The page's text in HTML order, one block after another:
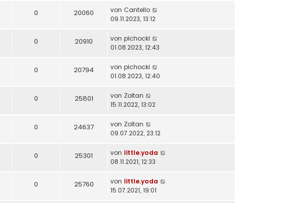
0 20060 von Cantello
09.11.2023, 13:12
0 20910 von pichocki
01.08.2023, 12:43
0 20794 von pichocki
01.08.2023, 12:40
0 25801 von Zoltan
15.11.2022, 13:02
0 24637 von Zoltan
09.07.2022, 23:12
0 25301 von little.yoda
08.11.2021, 12:33
0 25760 von little.yoda
15.07.2021, 19:01